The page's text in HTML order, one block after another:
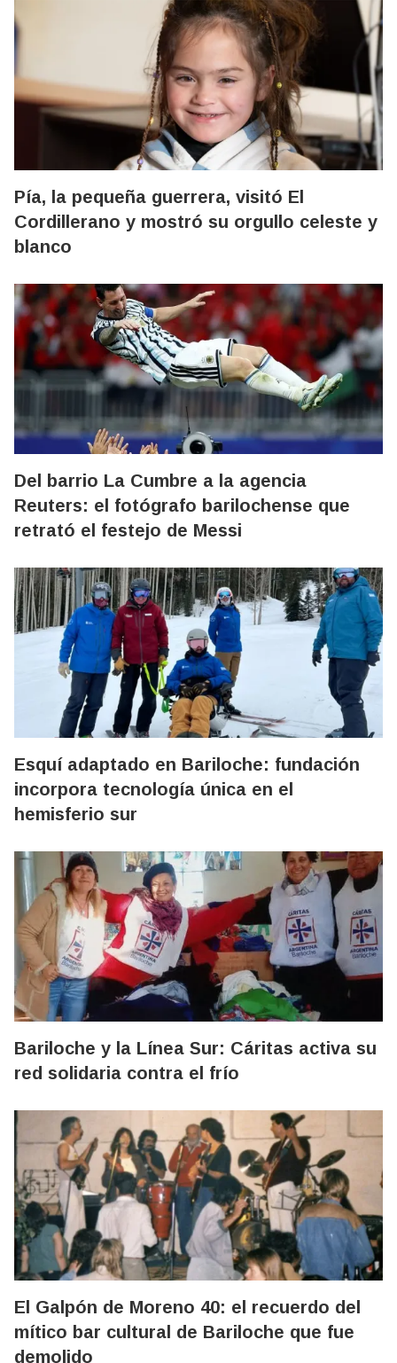
Pía, la pequeña guerrera, visitó El
Cordillerano y mostró su orgullo celeste y
blanco
Del barrio La Cumbre a la agencia
Reuters: el fotógrafo barilochense que
retrató el festejo de Messi
Esquí adaptado en Bariloche: fundación
incorpora tecnología única en el
hemisferio sur
Bariloche y la Línea Sur: Cáritas activa su
red solidaria contra el frío
El Galpón de Moreno 40: el recuerdo del
mítico bar cultural de Bariloche que fue
demolido